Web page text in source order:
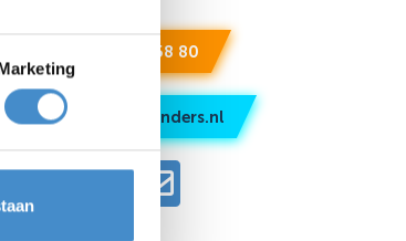
+31 6 332 258 80
stefan@firmareinders.nl